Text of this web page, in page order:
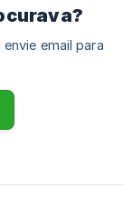
email para